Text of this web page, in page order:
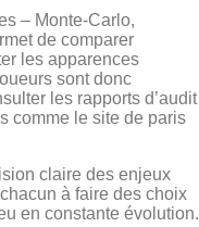
– Monte‑Carlo,
de comparer
les apparences
sont donc
les rapports d’audit
comme le site de paris
claire des enjeux
à faire des choix
en constante évolution.